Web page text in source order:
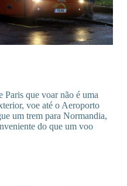
Paris que voar não é uma
voe até o Aeroporto
um trem para Normandia,
do que um voo